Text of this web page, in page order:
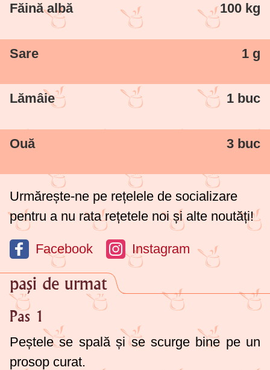
Făină albă 100 kg
Sare 1 g
Lămâie 1 buc
Ouă 3 buc
Urmărește-ne pe rețelele de socializare
pentru a nu rata rețetele noi și alte noutăți!
Facebook Instagram
pași de urmat
Pas 1
Peștele se spală și se scurge bine pe un
prosop curat.